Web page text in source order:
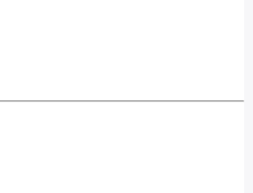
กที่สุด! เน้น
กและดีมีอยู่
บพ่อค้า
พสต์เว็บ